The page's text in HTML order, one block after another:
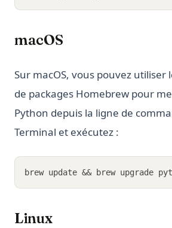
macOS
Sur macOS, vous pouvez utiliser
de packages Homebrew pour
Python depuis la ligne de
Terminal et exécutez :
brew update && brew upgrade
Linux